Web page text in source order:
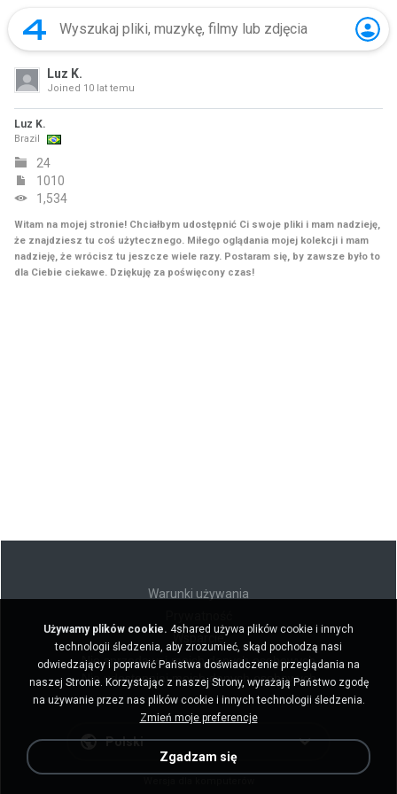
Luz K.
Joined 10 lat temu
Luz K.
Brazil
24
1010
1,534
Witam na mojej stronie! Chciałbym udostępnić Ci swoje pliki i mam nadzieję,
że znajdziesz tu coś użytecznego. Miłego oglądania mojej kolekcji i mam
nadzieję, że wrócisz tu jeszcze wiele razy. Postaram się, by zawsze było to
dla Ciebie ciekawe. Dziękuję za poświęcony czas!
Warunki używania
Nie sprzedawaj moich danych osobowych
Nie udostępniaj moich danych osobowych
Polski
Używamy plików cookie. 4shared używa plików cookie i innych
technologii śledzenia, aby zrozumieć, skąd pochodzą nasi
odwiedzający i poprawić Państwa doświadczenie przeglądania na
naszej Stronie. Korzystając z naszej Strony, wyrażają Państwo zgodę
na używanie przez nas plików cookie i innych technologii śledzenia.
Zmień moje preferencje
Zgadzam się